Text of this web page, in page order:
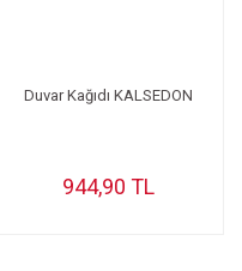
Duvar Kağıdı KALSEDON
944,90 TL